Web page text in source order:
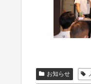
お知らせ